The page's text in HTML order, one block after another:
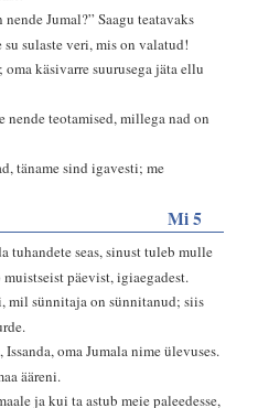
Jumal?” Saagu teatavaks
su sulaste veri, mis on valatud!
käsivarre suurusega jäta ellu
nende teotamised, millega nad on
täname sind igavesti; me
Mi 5
tuhandete seas, sinust tuleb mulle
päevist, igiaegadest.
mil sünnitaja on sünnitanud; siis
oma Jumala nime ülevuses.
ääreni.
ja kui ta astub meie paleedesse,